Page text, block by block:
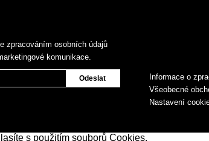
Informace o
Všeobecné
Nastavení
zpracováním osobních údajů
komunikace.
s použitím souborů Cookies.